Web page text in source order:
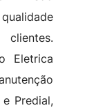
Eletrica
Predial,